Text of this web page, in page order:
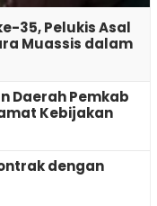
35, Pelukis Asal
Muassis dalam
Daerah Pemkab
Kebijakan
dengan